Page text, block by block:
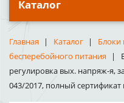
Каталог
Главная Каталог Блоки
бесперебойного питания
регулировка вых. напряж-я,
043/2017, полный